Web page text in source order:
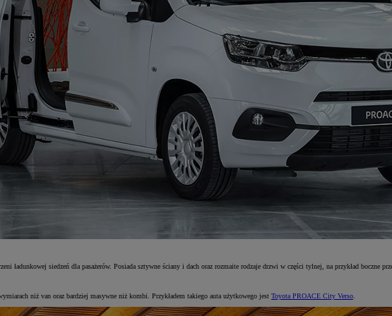
ładunkowej siedzeń dla pasażerów. Posiada sztywne ściany i dach oraz rozmaite rodzaje drzwi w części tylnej, na przykład boczne
niż van oraz bardziej masywne niż kombi. Przykładem takiego auta użytkowego jest Toyota PROACE City Verso